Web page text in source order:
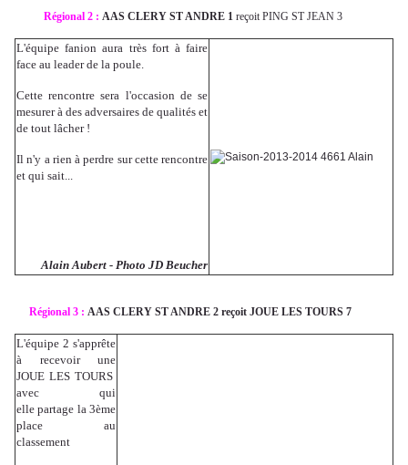
Régional 2 : AAS CLERY ST ANDRE 1 reçoit PING ST JEAN 3
L'équipe fanion aura très fort à faire
face au leader de la poule.
Cette rencontre sera l'occasion de se
mesurer à des adversaires de qualités et
de tout lâcher !
Il n'y a rien à perdre sur cette rencontre
et qui sait...
Alain Aubert - Photo JD Beucher
Régional 3 : AAS CLERY ST ANDRE 2 reçoit JOUE LES TOURS 7
L'équipe 2 s'apprête
à recevoir une
JOUE LES TOURS
avec qui
elle partage la 3ème
place au
classement